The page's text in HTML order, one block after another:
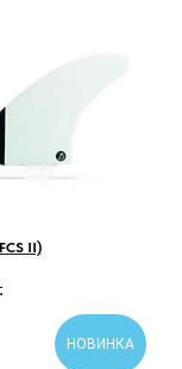
II)
НОВИНКА